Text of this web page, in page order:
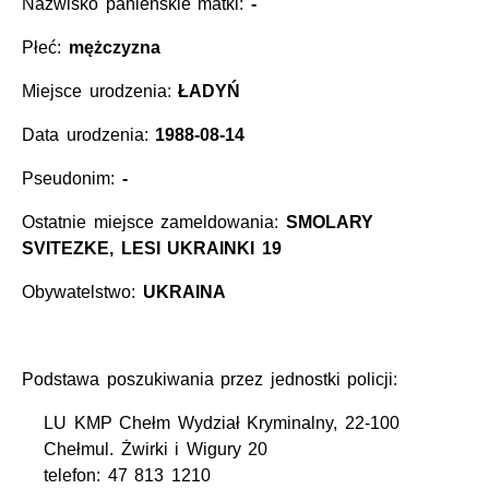
Nazwisko panieńskie matki: -
Płeć: mężczyzna
Miejsce urodzenia:ŁADYŃ
Data urodzenia: 1988-08-14
Pseudonim: -
Ostatnie miejsce zameldowania: SMOLARY
SVITEZKE, LESI UKRAINKI 19
Obywatelstwo: UKRAINA
Podstawa poszukiwania przez jednostki policji:
LU KMP Chełm Wydział Kryminalny, 22-100
Chełmul. Żwirki i Wigury 20
telefon: 47 813 1210